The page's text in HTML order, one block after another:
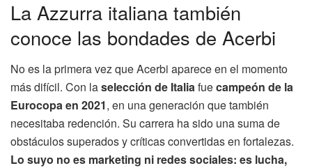
La Azzurra italiana también
conoce las bondades de Acerbi
No es la primera vez que Acerbi aparece en el momento
más difícil. Con laselección de Italiafuecampeón de la
Eurocopa en 2021, en una generación que también
necesitaba redención. Su carrera ha sido una suma de
obstáculos superados y críticas convertidas en fortalezas.
Lo suyo no es marketing ni redes sociales: es lucha,